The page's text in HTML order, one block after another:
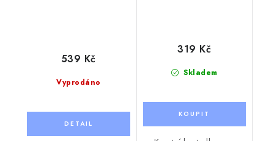
Vyprodáno
539 Kč
Skladem
319 Kč